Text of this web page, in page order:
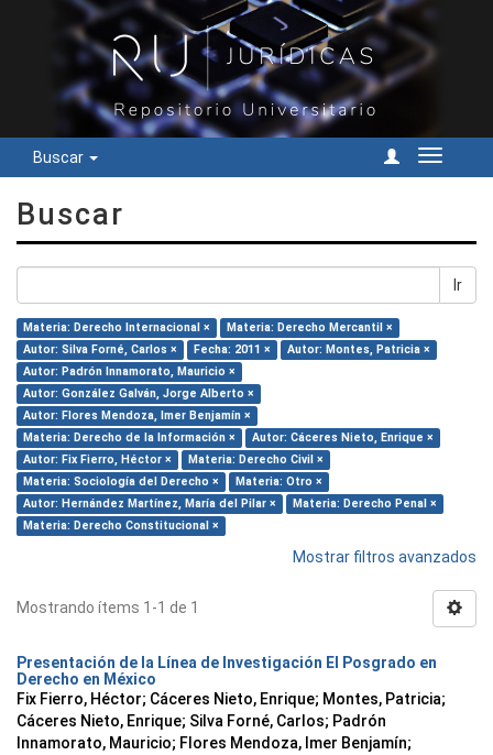
Buscar
Cambiar
Buscar
Ir
Materia: Derecho Internacional ×
Materia: Derecho Mercantil ×
Autor: Silva Forné, Carlos ×
Fecha: 2011 ×
Autor: Montes, Patricia ×
Autor: Padrón Innamorato, Mauricio ×
Autor: González Galván, Jorge Alberto ×
Autor: Flores Mendoza, Imer Benjamín ×
Materia: Derecho de la Información ×
Autor: Cáceres Nieto, Enrique ×
Autor: Fix Fierro, Héctor ×
Materia: Derecho Civil ×
Materia: Sociología del Derecho ×
Materia: Otro ×
Autor: Hernández Martínez, María del Pilar ×
Materia: Derecho Penal ×
Materia: Derecho Constitucional ×
Mostrar filtros avanzados
Mostrando ítems 1-1 de 1
Presentación de la Línea de Investigación El Posgrado en
Derecho en México
Fix Fierro, Héctor; Cáceres Nieto, Enrique; Montes, Patricia;
Cáceres Nieto, Enrique; Silva Forné, Carlos; Padrón
Innamorato, Mauricio; Flores Mendoza, Imer Benjamín;